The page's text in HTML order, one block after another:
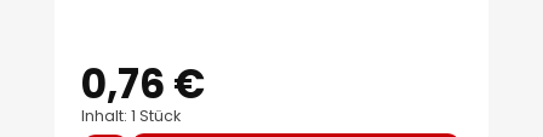
Regulärer Preis:
0,76 €
Inhalt: 1 Stück